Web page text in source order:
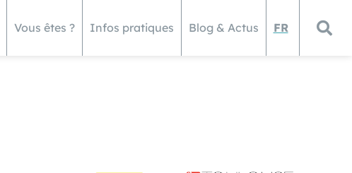
Vous êtes ? Infos pratiques Blog & Actus FR